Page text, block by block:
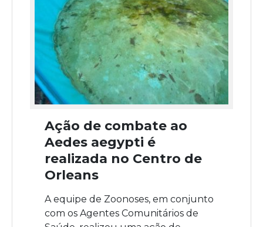
Ação de combate ao
Aedes aegypti é
realizada no Centro de
Orleans
A equipe de Zoonoses, em conjunto
com os Agentes Comunitários de